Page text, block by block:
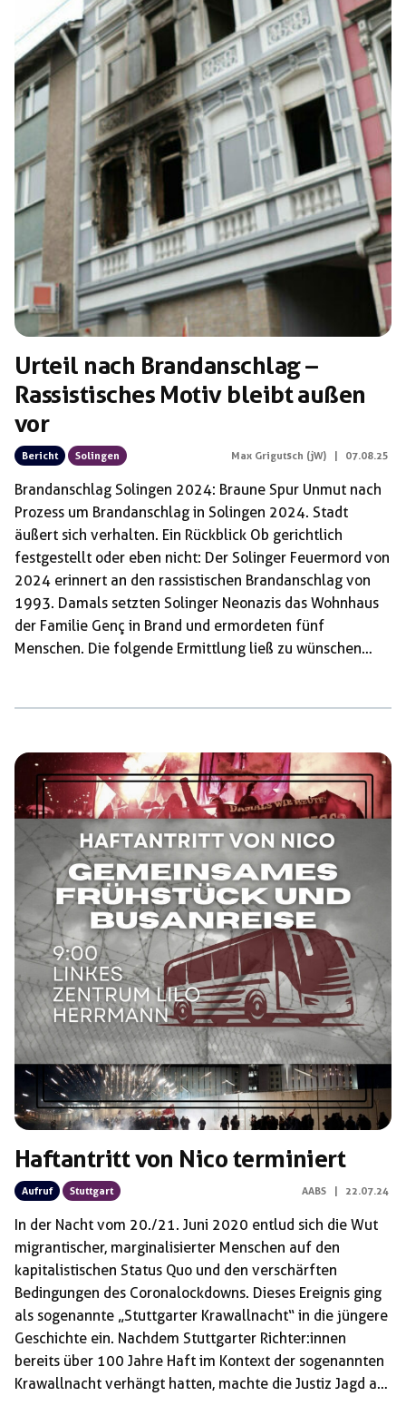
stehen. Auch ein […]
Urteil nach Brandanschlag –
Rassistisches Motiv bleibt außen
vor
Bericht Solingen Max Grigutsch (jW) | 07.08.25
Brandanschlag Solingen 2024: Braune Spur Unmut nach
Prozess um Brandanschlag in Solingen 2024. Stadt
äußert sich verhalten. Ein Rückblick Ob gerichtlich
festgestellt oder eben nicht: Der Solinger Feuermord von
2024 erinnert an den rassistischen Brandanschlag von
1993. Damals setzten Solinger Neonazis das Wohnhaus
der Familie Genç in Brand und ermordeten fünf
Menschen. Die folgende Ermittlung ließ zu wünschen
im Oktober 1995 sein Ende fand. Und beim
Brandanschlag im vergangenen Jahr? »Das Umfeld des
Täters wurde so gut wie gar nicht durchleuchtet«, sagte
Opferberater Jan-Robert Hildebrandt am […]
Haftantritt von Nico terminiert
Aufruf Stuttgart AABS 22.07.24
In der Nacht vom 20./21. Juni 2020 entlud sich die Wut
migrantischer, marginalisierter Menschen auf den
kapitalistischen Status Quo und den verschärften
Bedingungen des Coronalockdowns. Dieses Ereignis ging
als sogenannte „Stuttgarter Krawallnacht“ in die jüngere
Geschichte ein. Nachdem Stuttgarter Richter:innen
bereits über 100 Jahre Haft im Kontext der sogenannten
Krawallnacht verhängt hatten, machte die Justiz Jagd auf